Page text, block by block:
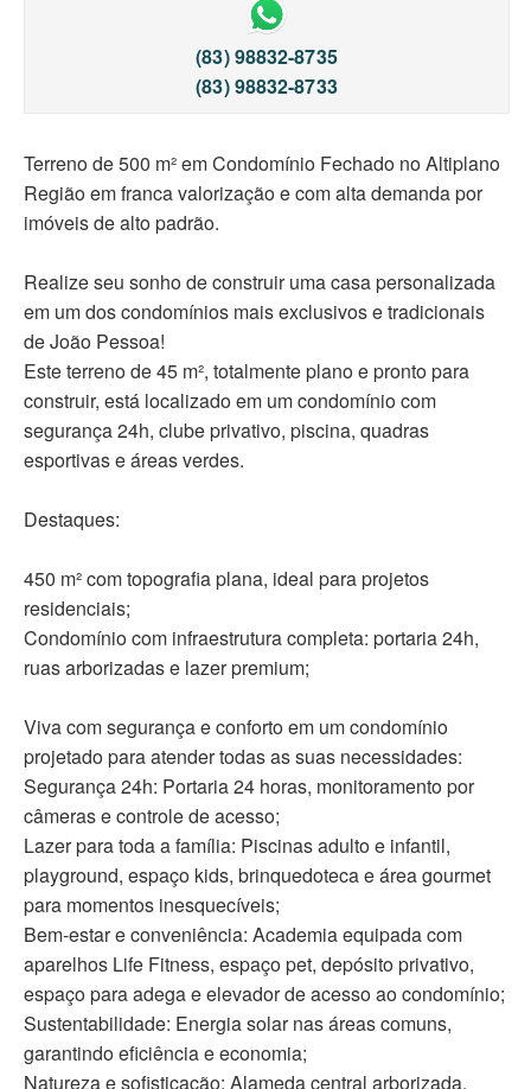
(83) 98832-8735
(83) 98832-8733
Terreno de 500 m² em Condomínio Fechado no Altiplano
Região em franca valorização e com alta demanda por
imóveis de alto padrão.
Realize seu sonho de construir uma casa personalizada
em um dos condomínios mais exclusivos e tradicionais
de João Pessoa!
Este terreno de 45 m², totalmente plano e pronto para
construir, está localizado em um condomínio com
segurança 24h, clube privativo, piscina, quadras
esportivas e áreas verdes.
Destaques:
450 m² com topografia plana, ideal para projetos
residenciais;
Condomínio com infraestrutura completa: portaria 24h,
ruas arborizadas e lazer premium;
Viva com segurança e conforto em um condomínio
projetado para atender todas as suas necessidades:
Segurança 24h: Portaria 24 horas, monitoramento por
câmeras e controle de acesso;
Lazer para toda a família: Piscinas adulto e infantil,
playground, espaço kids, brinquedoteca e área gourmet
para momentos inesquecíveis;
Bem-estar e conveniência: Academia equipada com
aparelhos Life Fitness, espaço pet, depósito privativo,
espaço para adega e elevador de acesso ao condomínio;
Sustentabilidade: Energia solar nas áreas comuns,
garantindo eficiência e economia;
Natureza e sofisticação: Alameda central arborizada,